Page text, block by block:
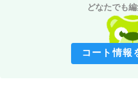
どなたでも
コート情報